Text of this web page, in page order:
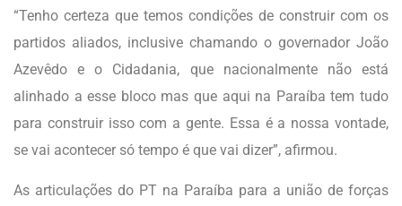
“Tenho certeza que temos condições de construir com os
partidos aliados, inclusive chamando o governador João
Azevêdo e o Cidadania, que nacionalmente não está
alinhado a esse bloco mas que aqui na Paraíba tem tudo
para construir isso com a gente. Essa é a nossa vontade,
se vai acontecer só tempo é que vai dizer”, afirmou.
As articulações do PT na Paraíba para a união de forças